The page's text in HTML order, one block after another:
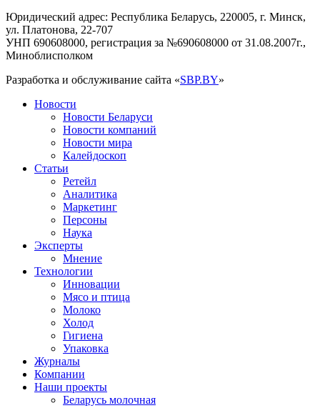
Юридический адрес: Республика Беларусь, 220005, г. Минск,
ул. Платонова, 22-707
УНП 690608000, регистрация за №690608000 от 31.08.2007г.,
Миноблисполком
Разработка и обслуживание сайта «SBP.BY»
Новости
Новости Беларуси
Новости компаний
Новости мира
Калейдоскоп
Статьи
Ретейл
Аналитика
Маркетинг
Персоны
Наука
Эксперты
Мнение
Технологии
Инновации
Мясо и птица
Молоко
Холод
Гигиена
Упаковка
Журналы
Компании
Наши проекты
Беларусь молочная